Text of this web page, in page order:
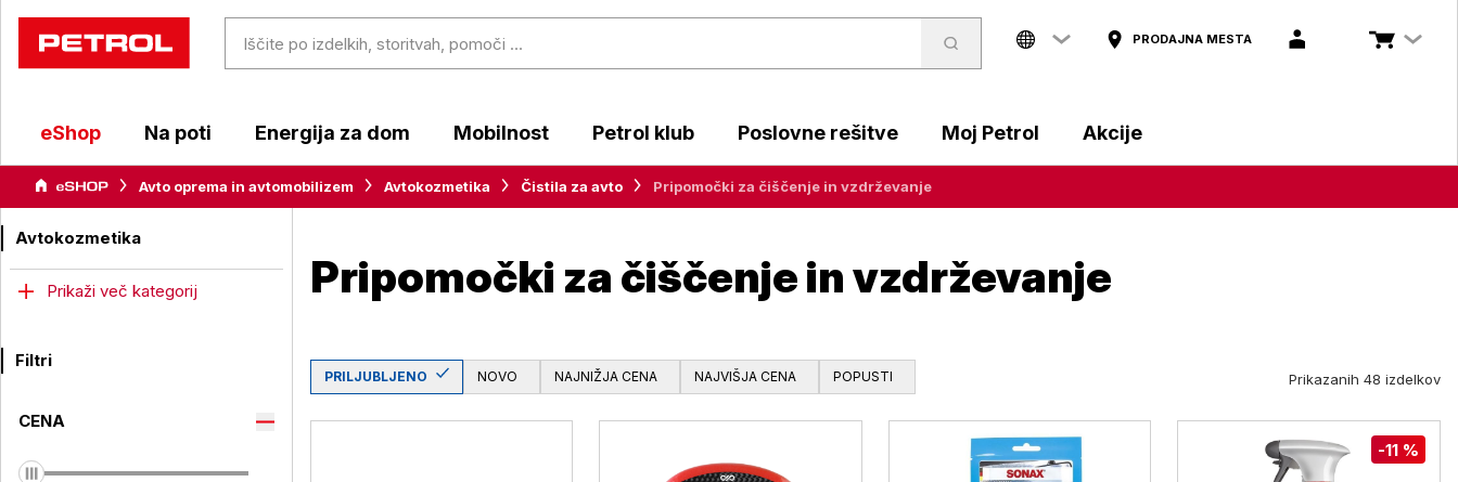
PRODAJNA MESTA
eShop Na poti Energija za dom Mobilnost Petrol klub Poslovne rešitve Moj Petrol Akcije
Avto oprema in avtomobilizem Avtokozmetika Čistila za avto Pripomočki za čiščenje in vzdrževanje
Avtokozmetika
Prikaži več kategorij
Filtri
CENA
Pripomočki za čiščenje in vzdrževanje
PRILJUBLJENO NOVO NAJNIŽJA CENA NAJVIŠJA CENA POPUSTI Prikazanih 48 izdelkov
-11 %